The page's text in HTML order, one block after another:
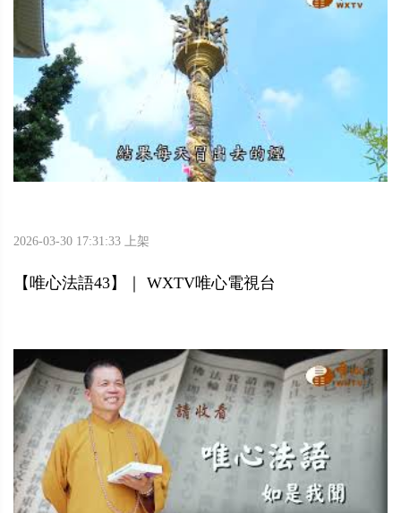
2026-03-30 17:31:33 上架
【唯心法語43】｜ WXTV唯心電視台